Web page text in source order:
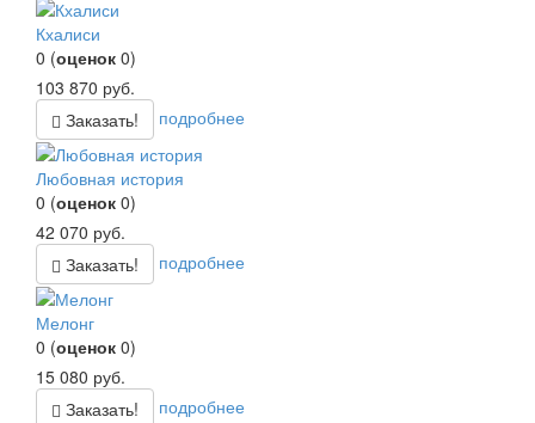
Кхалиси
0 (оценок 0)
103 870 руб.
Заказать!
подробнее
Любовная история
0 (оценок 0)
42 070 руб.
Заказать!
подробнее
Мелонг
0 (оценок 0)
15 080 руб.
Заказать!
подробнее